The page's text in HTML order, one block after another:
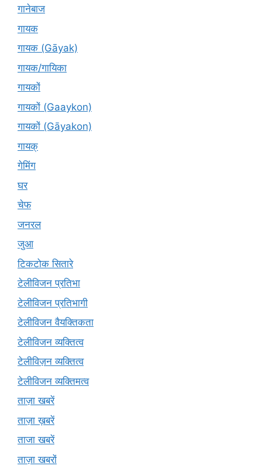
गानेबाज
गायक
गायक (Gāyak)
गायक/गायिका
गायकों
गायकों (Gaaykon)
गायकों (Gāyakon)
गायक्
गेमिंग
घर
चेफ
जनरल
जुआ
टिकटोक सितारे
टेलीविजन प्रतिभा
टेलीविजन प्रतिभागी
टेलीविजन वैयक्तिकता
टेलीविजन व्यक्तित्व
टेलीविज़न व्यक्तित्व
टेलीविजन व्यक्तिमत्व
ताज़ा खबरें
ताज़ा ख़बरें
ताजा खबरें
ताज़ा खबरों